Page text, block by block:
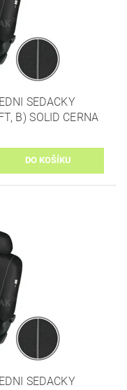
SEDACKY
B) SOLID CERNA
SEDACKY